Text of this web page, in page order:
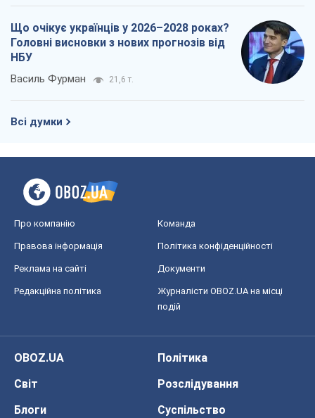
Що очікує українців у 2026–2028 роках?
Головні висновки з нових прогнозів від
НБУ
Василь Фурман 21,6 т.
Всі думки
Про компанію Команда
Правова інформація Політика конфіденційності
Реклама на сайті Документи
Редакційна політика
Журналісти OBOZ.UA на місці
подій
OBOZ.UA
Політика
Світ
Розслідування
Блоги
Суспільство